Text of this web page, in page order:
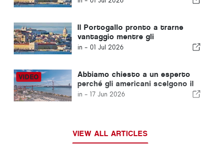
Il Portogallo pronto a trarne
vantaggio mentre gli
imprenditori cercano
in - 01 Jul 2026
Abbiamo chiesto a un esperto
perché gli americani scelgono il
“Golden Visa” portoghese
in - 17 Jun 2026
VIEW ALL ARTICLES